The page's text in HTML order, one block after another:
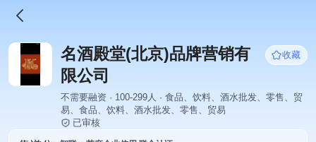
名酒殿堂(北京)品牌营销有
限公司
收藏
不需要融资 · 100-299人 · 食品、饮料、酒水批发、零售、贸
易、食品、饮料、酒水批发、零售、贸易
已审核